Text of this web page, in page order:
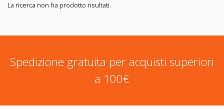
La ricerca non ha prodotto risultati.
Spedizione gratuita per acquisti superiori
a 100€